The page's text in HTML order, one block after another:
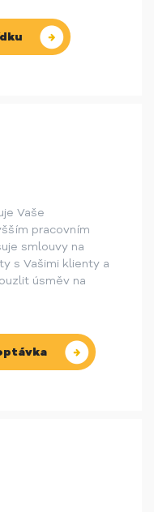
Vaše
pracovním
smlouvy na
s Vašimi klienty a
úsměv na